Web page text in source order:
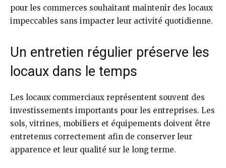
pour les commerces souhaitant maintenir des locaux
impeccables sans impacter leur activité quotidienne.
Un entretien régulier préserve les
locaux dans le temps
Les locaux commerciaux représentent souvent des
investissements importants pour les entreprises. Les
sols, vitrines, mobiliers et équipements doivent être
entretenus correctement afin de conserver leur
apparence et leur qualité sur le long terme.